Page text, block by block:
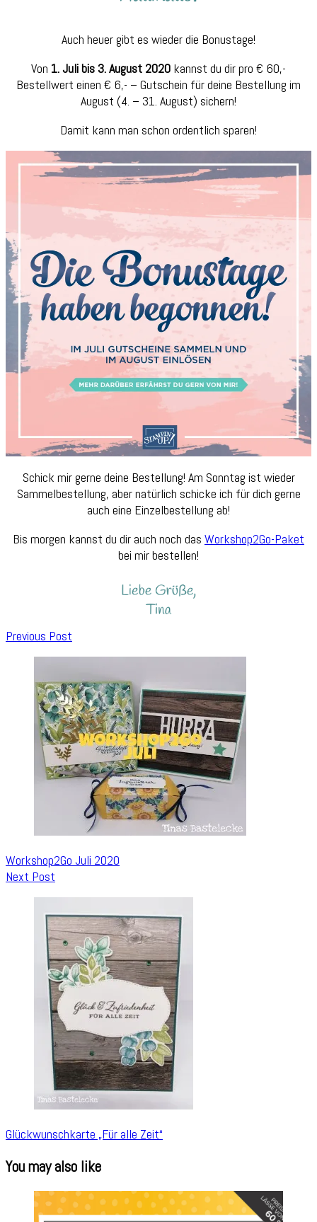
Auch heuer gibt es wieder die Bonustage!
Von 1. Juli bis 3. August 2020 kannst du dir pro € 60,-
Bestellwert einen € 6,- – Gutschein für deine Bestellung im
August (4. – 31. August) sichern!
Damit kann man schon ordentlich sparen!
Schick mir gerne deine Bestellung! Am Sonntag ist wieder
Sammelbestellung, aber natürlich schicke ich für dich gerne
auch eine Einzelbestellung ab!
Bis morgen kannst du dir auch noch das Workshop2Go-Paket
bei mir bestellen!
Post
Previous Post
Workshop2Go Juli 2020
Next Post
Glückwunschkarte „Für alle Zeit“
You may also like